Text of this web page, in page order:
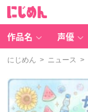
作品名 声優
にじめん > ニュース >